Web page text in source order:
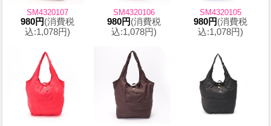
SM4320107
980円(消費税
込:1,078円)
SM4320106
980円(消費税
込:1,078円)
SM4320105
980円(消費税
込:1,078円)